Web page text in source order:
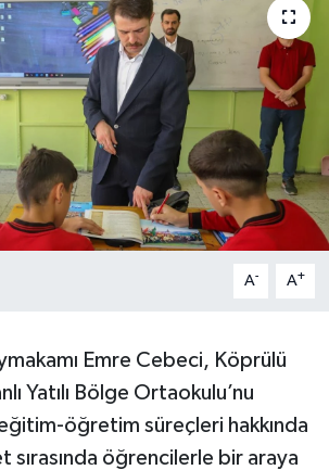
A- A+
Emre Cebeci, Köprülü
Yatılı Bölge Ortaokulu’nu
öğretim süreçleri hakkında
sırasında öğrencilerle bir araya